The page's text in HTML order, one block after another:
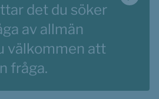
det du söker
av allmän
fråga.